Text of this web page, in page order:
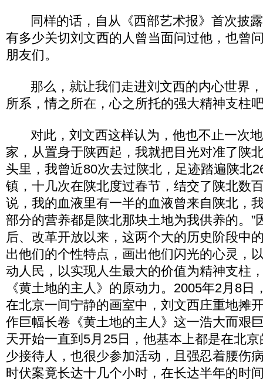
同样的话，自从《西部艺术报》首次披露
有多少关切刘文西的人曾当面问过他，也曾
朋友们。
那么，就让我们走进刘文西的内心世界，
所系，情之所在，心之所托的强大精神支柱
对此，刘文西这样认为，他也不止一次地
家，从置身于陕西起，我就把目光对准了陕
头里，我曾近80次去过陕北，足迹踏遍陕北
镇，十几次在陕北度过春节，结交了陕北数
说，我的血液里有一半的血液曾来自陕北，
部分的营养都是陕北那块土地为我供养的。”
后、改革开放以来，这两个大的历史阶段中
出他们的个性特点，画出他们闪光的心灵，
动人民，以实现人生最大的价值为精神支柱
《黄土地的主人》的原动力。2005年2月8日
在北京一间宁静的画室中，刘文西庄重地摊
作巨幅长卷《黄土地的主人》这一浩大而艰
天开始一直到5月25日，他基本上都是在北
少接待人，也很少参加活动，且强忍着腰伤
时伏案竟长达十几个小时，在长达半年的时